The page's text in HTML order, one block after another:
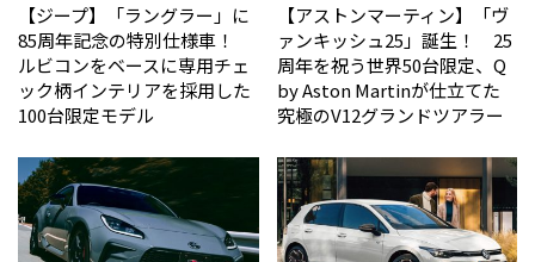
【ジープ】「ラングラー」に
85周年記念の特別仕様車！
ルビコンをベースに専用チェ
ック柄インテリアを採用した
100台限定モデル
【アストンマーティン】「ヴ
ァンキッシュ25」誕生！ 25
周年を祝う世界50台限定、Q
by Aston Martinが仕立てた
究極のV12グランドツアラー